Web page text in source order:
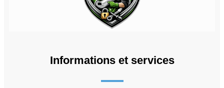
Informations et services